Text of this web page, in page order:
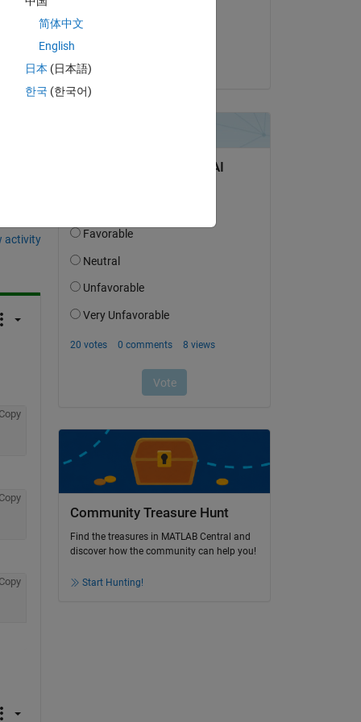
activity
Copy
Copy
Copy
Community Treasure Hunt
Find the treasures in MATLAB Central and
discover how the community can help you!
Start Hunting!
简体中文
English
日本 (日本語)
한국 (한국어)